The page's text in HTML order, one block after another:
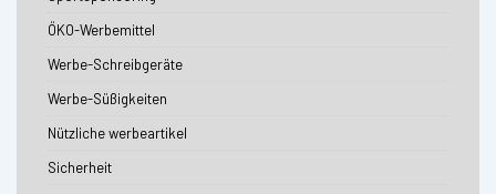
ÖKO-Werbemittel
Werbe-Schreibgeräte
Werbe-Süßigkeiten
Nützliche werbeartikel
Sicherheit